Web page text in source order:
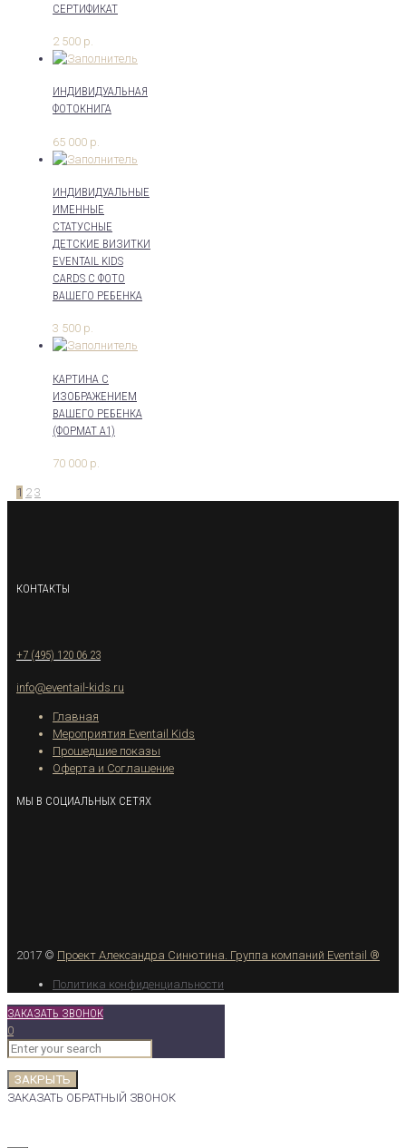
СЕРТИФИКАТ
2 500 р.
ИНДИВИДУАЛЬНАЯ
ФОТОКНИГА
65 000 р.
ИНДИВИДУАЛЬНЫЕ
ИМЕННЫЕ
СТАТУСНЫЕ
ДЕТСКИЕ ВИЗИТКИ
EVENTAIL KIDS
CARDS С ФОТО
ВАШЕГО РЕБЕНКА
3 500 р.
КАРТИНА С
ИЗОБРАЖЕНИЕМ
ВАШЕГО РЕБЕНКА
(ФОРМАТ А1)
70 000 р.
1 2 3
КОНТАКТЫ
+7 (495) 120 06 23
info@eventail-kids.ru
Главная
Мероприятия Eventail Kids
Прошедшие показы
Оферта и Соглашение
МЫ В СОЦИАЛЬНЫХ СЕТЯХ
2017 © Проект Александра Синютина. Группа компаний Eventail ®
Политика конфиденциальности
ЗАКАЗАТЬ ЗВОНОК
0
ЗАКРЫТЬ
ЗАКАЗАТЬ ОБРАТНЫЙ ЗВОНОК